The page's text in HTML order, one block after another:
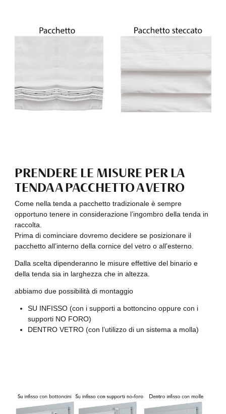
PRENDERE LE MISURE PER LA
TENDA A PACCHETTO A VETRO
Come nella tenda a pacchetto tradizionale è sempre
opportuno tenere in considerazione l’ingombro della tenda in
raccolta.
Prima di cominciare dovremo decidere se posizionare il
pacchetto all’interno della cornice del vetro o all’esterno.
Dalla scelta dipenderanno le misure effettive del binario e
della tenda sia in larghezza che in altezza.
abbiamo due possibilità di montaggio
SU INFISSO (con i supporti a bottoncino oppure con i
supporti NO FORO)
DENTRO VETRO (con l’utilizzo di un sistema a molla)